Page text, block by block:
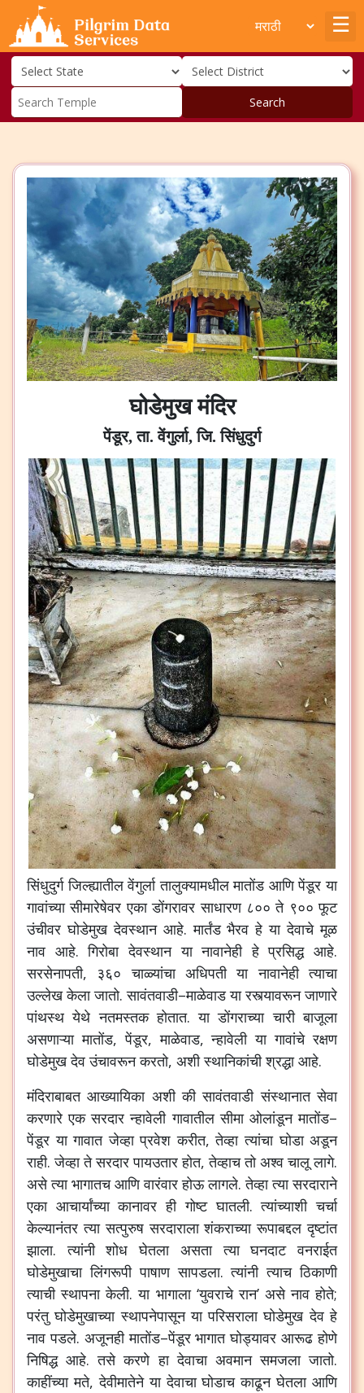
Search
घोडेमुख मंदिर
पेंडूर, ता. वेंगुर्ला, जि. सिंधुदुर्ग
सिंधुदुर्ग जिल्ह्यातील वेंगुर्ला तालुक्यामधील मातोंड आणि पेंडूर या
गावांच्या सीमारेषेवर एका डोंगरावर साधारण ८०० ते ९०० फूट
उंचीवर घोडेमुख देवस्थान आहे.मार्तंड भैरव हे या देवाचे मूळ
नाव आहे.गिरोबा देवस्थान या नावानेही हे प्रसिद्ध आहे.
सरसेनापती, ३६० चाळ्यांचा अधिपती या नावानेही त्याचा
उल्लेख केला जातो.सावंतवाडी–माळेवाड या रस्त्यावरून जाणारे
पांथस्थ येथे नतमस्तक होतात.या डोंगराच्या चारी बाजूला
असणाऱ्या मातोंड,पेंडूर,माळेवाड,न्हावेली या गावांचे रक्षण
घोडेमुख देव उंचावरून करतो, अशी स्थानिकांची श्रद्धा आहे.
मंदिराबाबत आख्यायिका अशी की सावंतवाडी संस्थानात सेवा
करणारे एक सरदार न्हावेली गावातील सीमा ओलांडून मातोंड–
पेंडूर या गावात जेव्हा प्रवेश करीत,तेव्हा त्यांचा घोडा अडून
राही.जेव्हा ते सरदार पायउतार होत,तेव्हाच तो अश्व चालू लागे.
असे त्या भागातच आणि वारंवार होऊ लागले.तेव्हा त्या सरदाराने
एका आचार्यांच्या कानावर ही गोष्ट घातली.त्यांच्याशी चर्चा
केल्यानंतर त्या सत्पुरुष सरदाराला शंकराच्या रूपाबद्दल दृष्टांत
झाला.त्यांनी शोध घेतला असता त्या घनदाट वनराईत
घोडेमुखाचा लिंगरूपी पाषाण सापडला.त्यांनी त्याच ठिकाणी
त्याची स्थापना केली.या भागाला‘युवराचे रान’ असे नाव होते;
परंतु घोडेमुखाच्या स्थापनेपासून या परिसराला घोडेमुख देव हे
नाव पडले. अजूनही मातोंड–पेंडूर भागात घोड्यावर आरूढ होणे
निषिद्ध आहे.तसे करणे हा देवाचा अवमान समजला जातो.
काहींच्या मते,देवीमातेने या देवाचा घोडाच काढून घेतला आणि